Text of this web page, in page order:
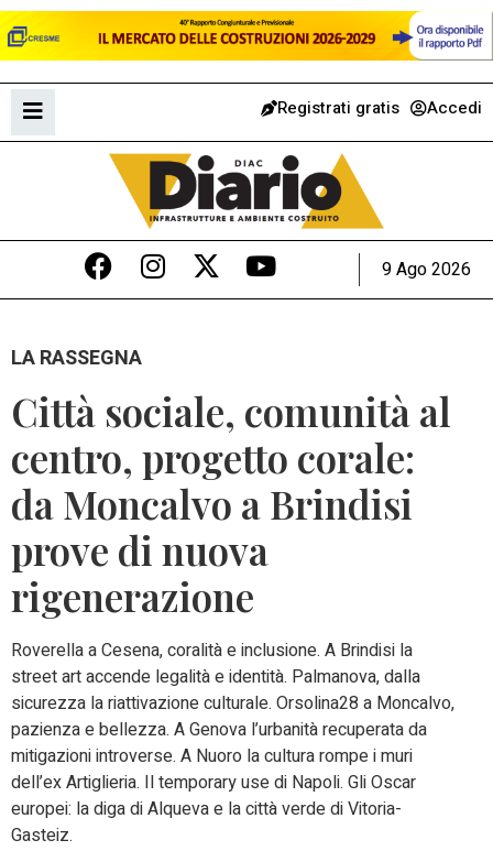
Registrati gratis Accedi
9 Ago 2026
LA RASSEGNA
Città sociale, comunità al
centro, progetto corale:
da Moncalvo a Brindisi
prove di nuova
rigenerazione
Roverella a Cesena, coralità e inclusione. A Brindisi la
street art accende legalità e identità. Palmanova, dalla
sicurezza la riattivazione culturale. Orsolina28 a Moncalvo,
pazienza e bellezza. A Genova l’urbanità recuperata da
mitigazioni introverse. A Nuoro la cultura rompe i muri
dell’ex Artiglieria. Il temporary use di Napoli. Gli Oscar
europei: la diga di Alqueva e la città verde di Vitoria-
Gasteiz.